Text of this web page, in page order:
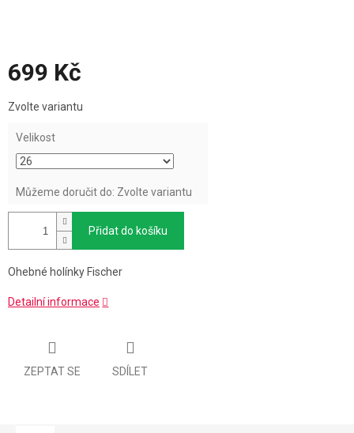
699 Kč
cena:
Zvolte variantu
Velikost
Můžeme doručit do: Zvolte variantu
Přidat do košíku
Ohebné holínky Fischer
Detailní informace
ZEPTAT SE SDÍLET